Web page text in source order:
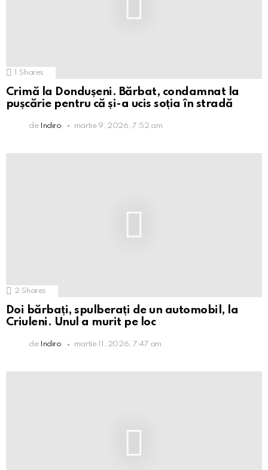
Shares
Crimă la Dondușeni. Bărbat, condamnat la
pușcărie pentru că și-a ucis soția în stradă
de Indiro martie 9, 2026, 7:52 am
2 Shares
Doi bărbați, spulberați de un automobil, la
Criuleni. Unul a murit pe loc
de Indiro martie 11, 2026, 7:47 am